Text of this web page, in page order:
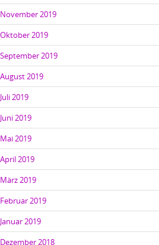
November 2019
Oktober 2019
September 2019
August 2019
Juli 2019
Juni 2019
Mai 2019
April 2019
März 2019
Februar 2019
Januar 2019
Dezember 2018